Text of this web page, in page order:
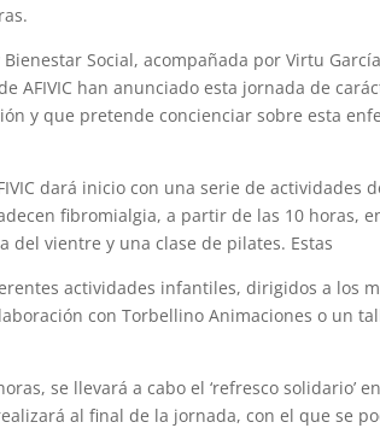
Social, acompañada por Virtu
AFIVIC han anunciado esta jornada de
y que pretende concienciar sobre esta
dará inicio con una serie de actividades
fibromialgia, a partir de las 10 horas,
del vientre y una clase de pilates. Estas
actividades infantiles, dirigidos a los
con Torbellino Animaciones o un
se llevará a cabo el ‘refresco solidario’
al final de la jornada, con el que se